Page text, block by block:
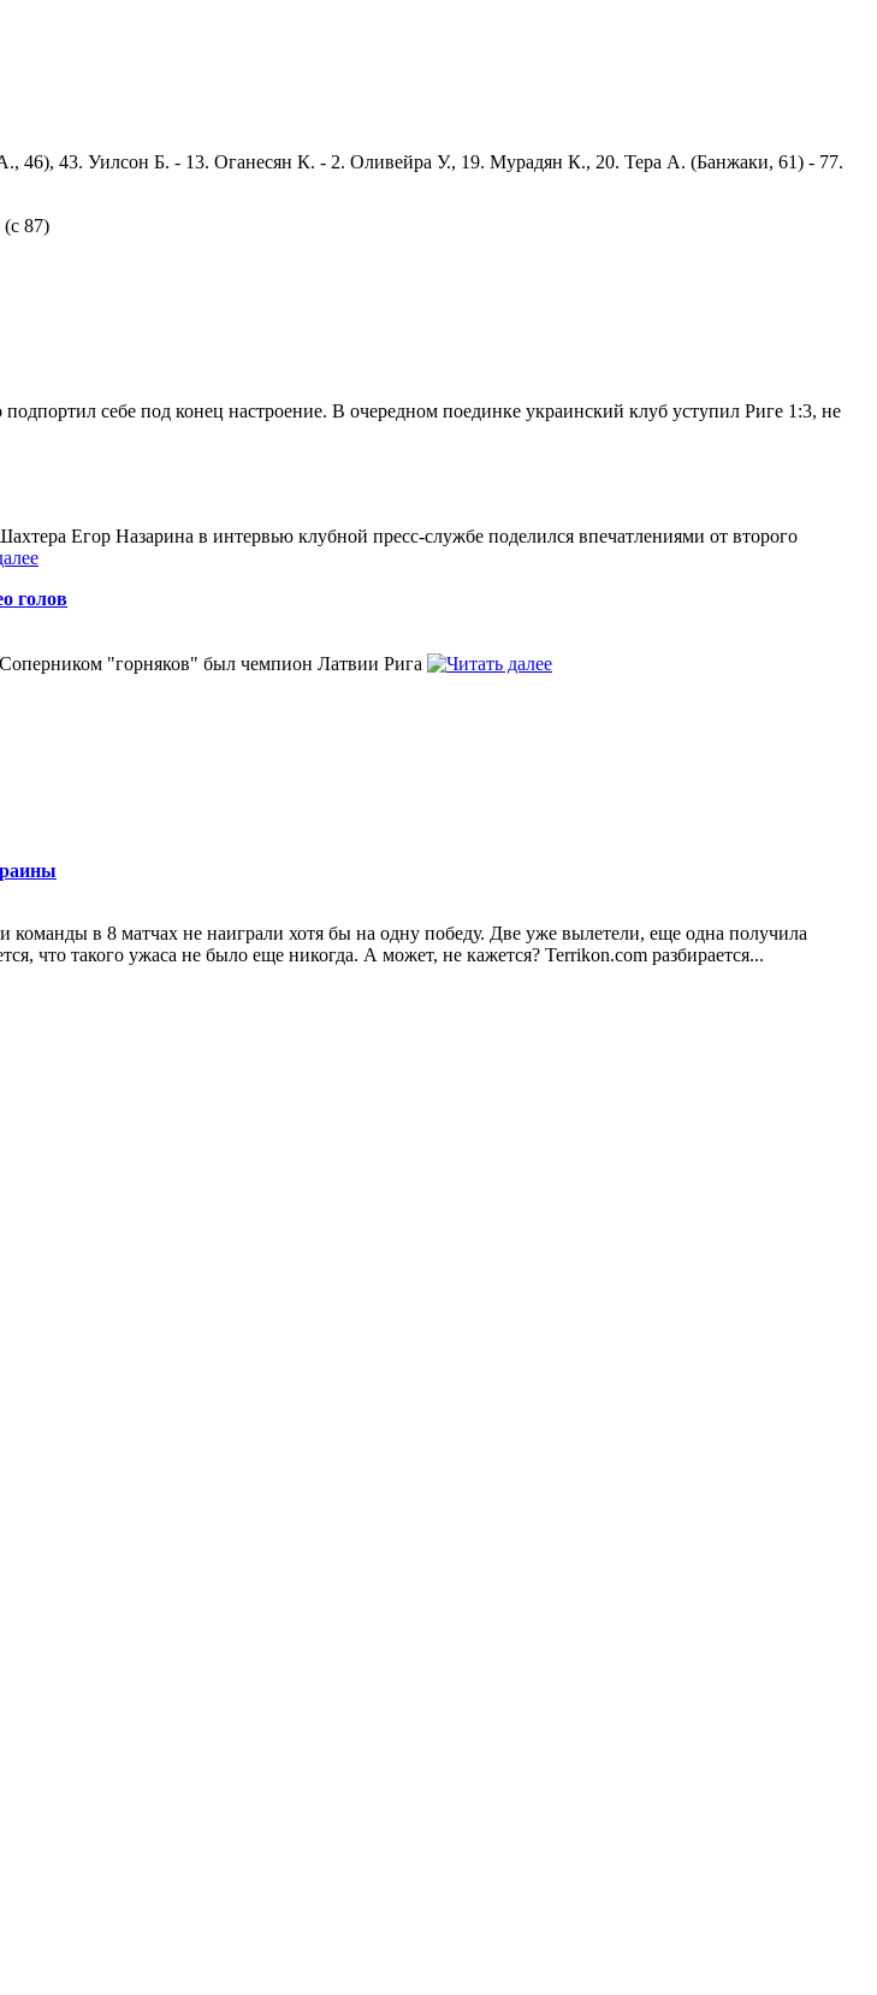
43. Уилсон Б. - 13. Оганесян К. - 2. Оливейра У., 19. Мурадян К., 20. Тера А. (Банжаки, 61) - 77.
87)
себе под конец настроение. В очередном поединке украинский клуб уступил Риге 1:3, не
Егор Назарина в интервью клубной пресс-службе поделился впечатлениями от второго
голов
"горняков" был чемпион Латвии Рига
в 8 матчах не наиграли хотя бы на одну победу. Две уже вылетели, еще одна получила
что такого ужаса не было еще никогда. А может, не кажется? Terrikon.com разбирается...